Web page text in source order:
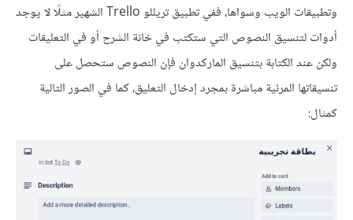
وتطبيقات الويب وسواها، ففي تطبيق تريللو Trello الشهير مثلًا لا يوجد
أدوات لتنسيق النصوص التي ستكتب في خانة الشرح أو في التعليقات
ولكن عند الكتابة بتنسيق الماركدوان فإن النصوص ستحصل على
تنسيقاتها المرئية مباشرة بمجرد إدخال التعليق، كما في الصور التالية
كمثال: